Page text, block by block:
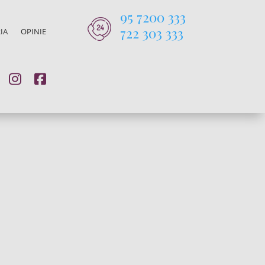
OPINIE
95 7200 333
722 303 333